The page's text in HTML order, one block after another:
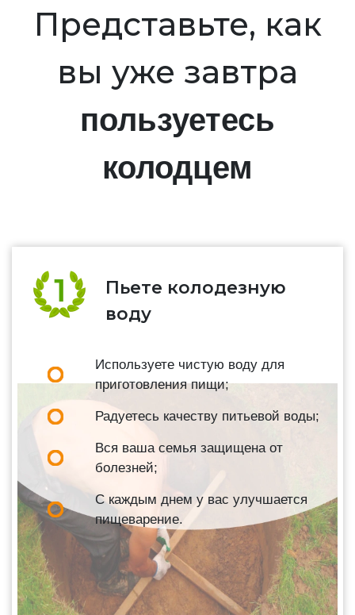
Представьте, как
вы уже завтра
пользуетесь
колодцем
Пьете колодезную
воду
Используете чистую воду для
приготовления пищи;
Радуетесь качеству питьевой воды;
Вся ваша семья защищена от
болезней;
С каждым днем у вас улучшается
пищеварение.